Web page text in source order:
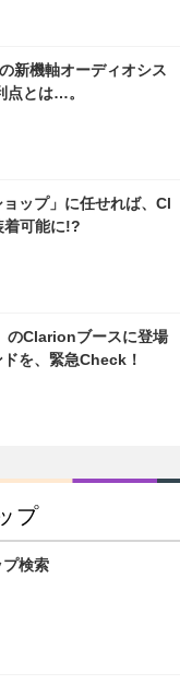
新機軸オーディオシス
点とは…。
ョップ」に任せれば、Cl
可能に!?
のClarionブースに登場
を、緊急Check！
プ
検索